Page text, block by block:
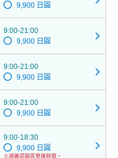
9,900 日圓
9:00-21:00
9,900 日圓
9:00-21:00
9,900 日圓
9:00-21:00
9,900 日圓
9:00-18:30
9,900 日圓
※請確認園區營運時間。